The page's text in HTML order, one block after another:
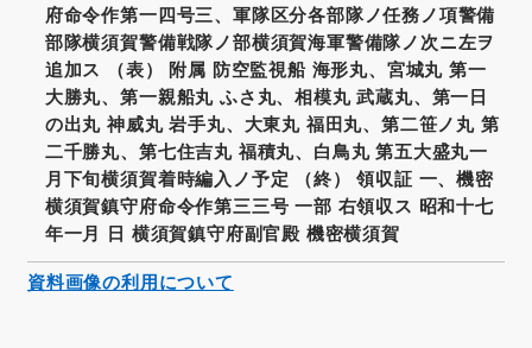
府命令作第一四号三、軍隊区分各部隊ノ任務ノ項警備
部隊横須賀警備戦隊ノ部横須賀海軍警備隊ノ次ニ左ヲ
追加ス （表） 附属 防空監視船 海形丸、宮城丸 第一
大勝丸、第一親船丸 ふさ丸、相模丸 武蔵丸、第一日
の出丸 神威丸 岩手丸、大東丸 福田丸、第二笹ノ丸 第
二千勝丸、第七住吉丸 福積丸、白鳥丸 第五大盛丸一
月下旬横須賀着時編入ノ予定 （終） 領収証 一、機密
横須賀鎮守府命令作第三三号 一部 右領収ス 昭和十七
年一月 日 横須賀鎮守府副官殿 機密横須賀
資料画像の利用について